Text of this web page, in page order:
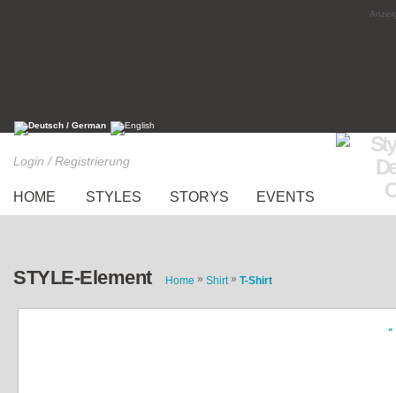
Login / Registrierung
HOME STYLES STORYS EVENTS
STYLE-Element Home » Shirt » T-Shirt
«